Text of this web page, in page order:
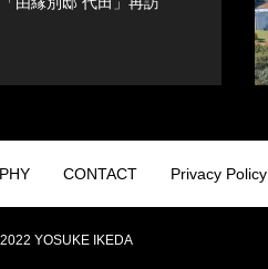
CONTACT Privacy Policy
YOSUKE IKEDA